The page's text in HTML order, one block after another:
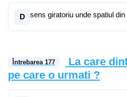
D sens giratoriu unde spatiul
Întrebarea 177
La care
pe care o urmati ?